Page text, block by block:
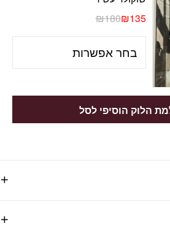
₪180₪135
הלוק הוסיפי לסל